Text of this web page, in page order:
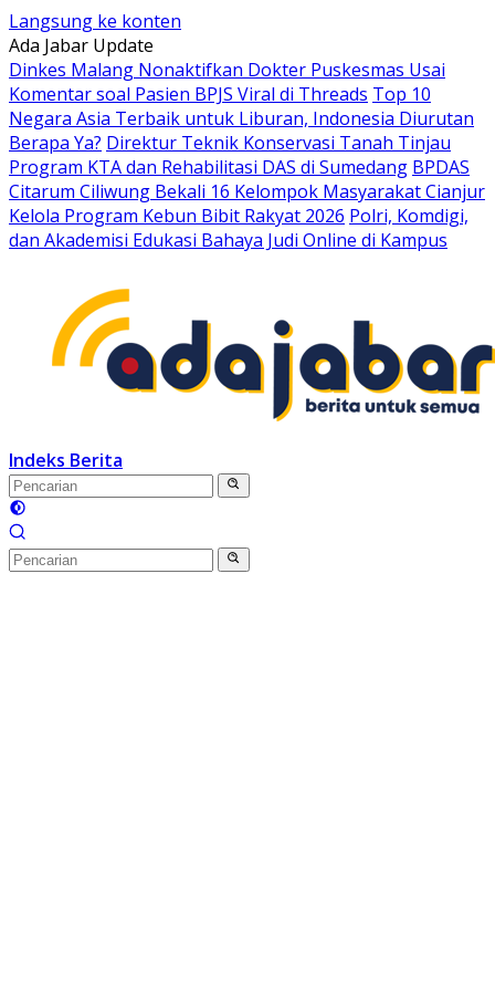
Langsung ke konten
Ada Jabar Update
Dinkes Malang Nonaktifkan Dokter Puskesmas Usai
Komentar soal Pasien BPJS Viral di Threads Top 10
Negara Asia Terbaik untuk Liburan, Indonesia Diurutan
Berapa Ya? Direktur Teknik Konservasi Tanah Tinjau
Program KTA dan Rehabilitasi DAS di Sumedang BPDAS
Citarum Ciliwung Bekali 16 Kelompok Masyarakat Cianjur
Kelola Program Kebun Bibit Rakyat 2026 Polri, Komdigi,
dan Akademisi Edukasi Bahaya Judi Online di Kampus
Indeks Berita